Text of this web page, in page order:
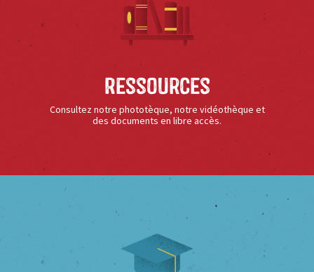
Ressources
Consultez notre phototèque, notre vidéothèque et
des documents en libre accès.